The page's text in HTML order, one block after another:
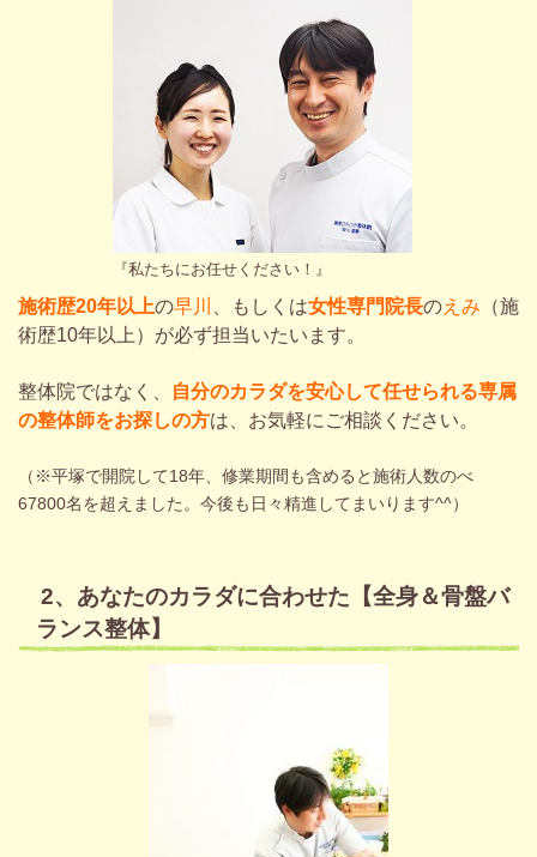
『私たちにお任せください！』
施術歴20年以上の早川 、もしくは女性専門院長のえみ （施
術歴10年以上）が必ず担当いたいます。
整体院ではなく、
自分のカラダを安心して任せられる専属
の整体師をお探しの方は、お気軽にご相談ください。
（※平塚で開院して18年、修業期間も含めると施術人数のべ
67800名を超えました。今後も日々精進してまいります^^）
2、あなたのカラダに合わせた【全身＆骨盤バ
ランス整体】